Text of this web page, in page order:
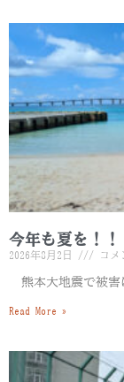
今年も夏を！！
2026年8月2日 コメ
熊本大地震で被害
Read More »